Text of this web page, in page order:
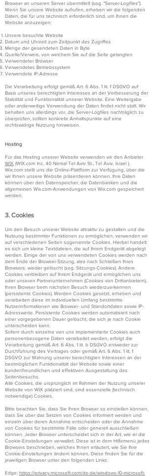
Browser an unseren Server übermittelt (sog. "Server-Logfiles").
Wenn Sie unsere Website aufrufen, erheben wir die folgenden
Daten, die für uns technisch erforderlich sind, um Ihnen die
Website anzuzeigen:
Unsere besuchte Website
Datum und Uhrzeit zum Zeitpunkt des Zugriffes
Menge der gesendeten Daten in Byte
Quelle/Verweis, von welchem Sie auf die Seite gelangten
Verwendeter Browser
Verwendetes Betriebssystem
Verwendete IP-Adresse
Die Verarbeitung erfolgt gemäß Art. 6 Abs. 1 lit. f DSGVO auf
Basis unseres berechtigten Interesses an der Verbesserung der
Stabilität und Funktionalität unserer Website. Eine Weitergabe
oder anderweitige Verwendung der Daten findet nicht statt. Wir
behalten uns allerdings vor, die Server-Logfiles nachträglich zu
überprüfen, sollten konkrete Anhaltspunkte auf eine
rechtswidrige Nutzung hinweisen.
Hosting
Für das Hosting unserer Website verwenden wir den Anbieter
WIX (WIX.com Inc, 40 Nemal Tel Aviv St., Tel Aviv, Israel ).
Wix.com stellt uns die Online-Plattform zur Verfügung, über die
wir Ihnen unsere Website präsentieren können. Ihre Daten
können über den Datenspeicher, die Datenbanken und die
allgemeinen Wix.com-Anwendungen von Wix.com gespeichert
werden.
3. Cookies
Um den Besuch unserer Website attraktiv zu gestalten und die
Nutzung bestimmter Funktionen zu ermöglichen, verwenden wir
auf verschiedenen Seiten sogenannte Cookies. Hierbei handelt
es sich um kleine Textdateien, die auf Ihrem Endgerät abgelegt
werden. Einige der von uns verwendeten Cookies werden nach
dem Ende der Browser-Sitzung, also nach Schließen Ihres
Browsers, wieder gelöscht (sog. Sitzungs-Cookies). Andere
Cookies verbleiben auf Ihrem Endgerät und ermöglichen uns
oder unseren Partnerunternehmen (Cookies von Drittanbietern),
Ihren Browser beim nächsten Besuch wiederzuerkennen
(persistente Cookies). Werden Cookies gesetzt, erheben und
verarbeiten diese im individuellen Umfang bestimmte
Nutzerinformationen wie Browser- und Standortdaten sowie IP-
Adresswerte. Persistente Cookies werden automatisiert nach
einer vorgegebenen Dauer gelöscht, die sich je nach Cookie
unterscheiden kann.
Sofern durch einzelne von uns implementierte Cookies auch
personenbezogene Daten verarbeitet werden, erfolgt die
Verarbeitung gemäß Art. 6 Abs. 1 lit. b DSGVO entweder zur
Durchführung des Vertrages oder gemäß Art. 6 Abs. 1 lit. f
DSGVO zur Wahrung unserer berechtigten Interessen an der
bestmöglichen Funktionalität der Website sowie einer
kundenfreundlichen und effektiven Ausgestaltung des
Seitenbesuchs.
Alle Cookies, die ursprünglich im Rahmen der Nutzung unserer
Website von WIX platziert sind, sind essenzielle (technisch
notwendige) Cookies.
Bitte beachten Sie, dass Sie Ihren Browser so einstellen können,
dass Sie über das Setzen von Cookies informiert werden und
einzeln über deren Annahme entscheiden oder die Annahme
von Cookies für bestimmte Fälle oder generell ausschließen
können. Jeder Browser unterscheidet sich in der Art, wie er die
Cookie-Einstellungen verwaltet. Diese ist in dem Hilfemenü jedes
Browsers beschrieben, welches Ihnen erläutert, wie Sie Ihre
Cookie-Einstellungen ändern können. Diese finden Sie für die
jeweiligen Browser unter den folgenden Links:
Edge: https://privacy.microsoft.com/de-de/windows-10-microsoft-